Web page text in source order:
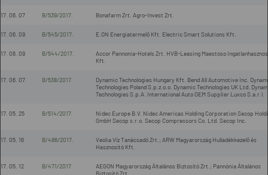
06. 07 B/539/2017. Bonafarm Zrt. Agro-Invest Zrt.
06. 09 B/545/2017. E.ON Energiatermelő Kft. Electric Smart Solutions Kft.
06. 09 B/544/2017.
Accor Pannonia-Hotels Zrt. HVB-Leasing Maestoso
Kft.
06. 07 B/538/2017.
Dynamic Technologies Hungary Kft. Bend All Automotive Inc.
Technologies Poland S.p.z.o.o. Dynamic Technologies UK Ltd.
Technologies S.p.A. International Auto OEM Supplier Luxco S.a.r.l.
05. 25 B/514/2017.
Nidec Europe B.V. Nidec Americas Holding Corporation Secop
GmbH Secop s.r.o. Secop Compressors Co. Ltd. Secop Inc.
05. 16 B/486/2017.
Veolia Víz Tanácsadó Zrt.; ARW Magyarország Hulladékkezelő és
Hasznosító Kft.
05. 12 B/471/2017.
AEGON Magyarország Általános Biztosító Zrt.; Pannónia Általános
Biztosító Zrt.